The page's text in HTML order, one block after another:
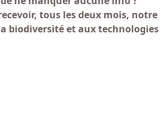
tous les deux mois, notre
biodiversité et aux technologies